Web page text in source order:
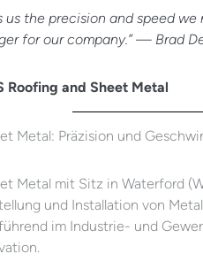
us the precision and speed
for our company.” — Brad
Roofing and Sheet Metal
Metal: Präzision und
Metal mit Sitz in Waterford
und Installation von
im Industrie- und